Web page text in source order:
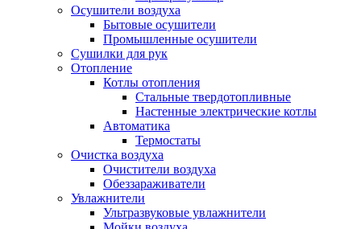
Осушители воздуха
Бытовые осушители
Промышленные осушители
Сушилки для рук
Отопление
Котлы отопления
Стальные твердотопливные
Настенные электрические котлы
Автоматика
Термостаты
Очистка воздуха
Очистители воздуха
Обеззараживатели
Увлажнители
Ультразвуковые увлажнители